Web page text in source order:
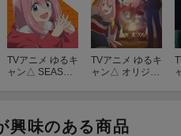
TVアニメ ゆるキ
ャン△ SEASON
TVアニメ ゆるキ
ャン△ オリジナ
興味のある商品